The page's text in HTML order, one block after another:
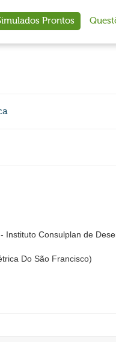
Prontos
Instituto Consulplan de
Do São Francisco)